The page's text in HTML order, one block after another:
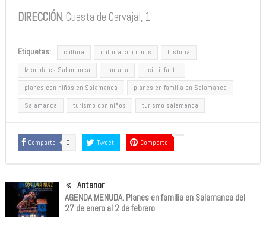
DIRECCIÓN: Cuesta de Carvajal, 1
Etiquetas: cultura cultura con niños
historia
Menuda es Salamanca
muralla
ocio infantil
planes con niños en Salamanca
planes en familia en Salamanca
Salamanca
turismo con niños turismo salamanca
Comparte 0 Tweet Comparte
Anterior
AGENDA MENUDA. Planes en familia en Salamanca del
27 de enero al 2 de febrero